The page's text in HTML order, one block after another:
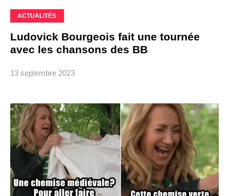
ACTUALITÉS
Ludovick Bourgeois fait une tournée
avec les chansons des BB
13 septembre 2023